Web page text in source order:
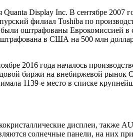
Quanta Display Inc. В сентябре
филиал Toshiba по
оштрафованы Еврокомиссией в
в США на 500 млн
2016 года началось
биржи на внебиржевой рынок
1139-е место в списке
дисплеи, также
солнечные панели, на них